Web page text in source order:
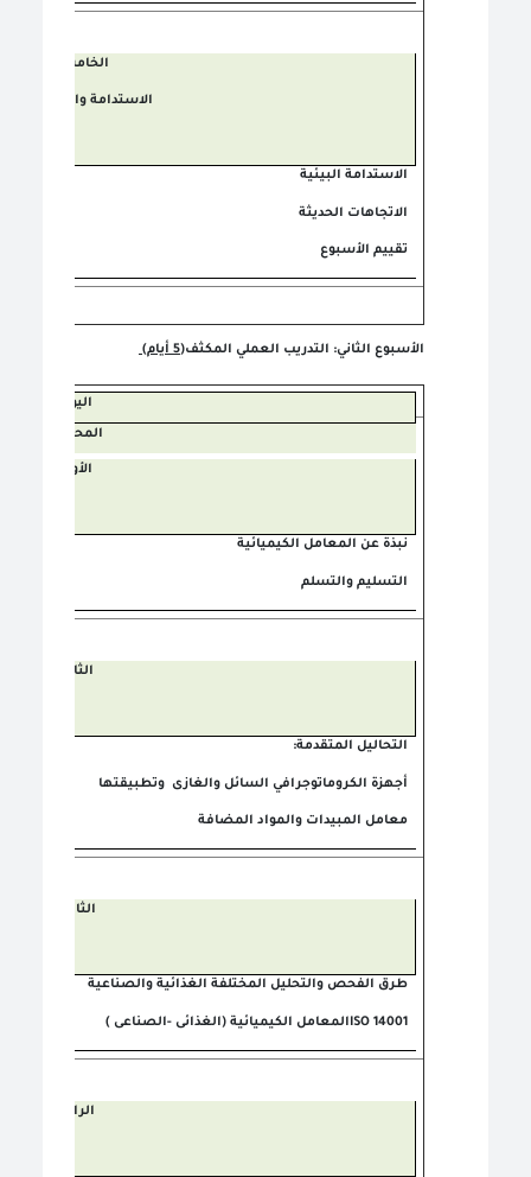
الخامس
الاستدامة والتطبيقات
الاستدامة البيئية
الاتجاهات الحديثة
تقييم الأسبوع
الأسبوع الثاني: التدريب العملي المكثف(5 أيام)
اليوم
المحتوى
الأول
نبذة عن المعامل الكيميائية
التسليم والتسلم
الثانى
التحاليل المتقدمة:
أجهزة الكروماتوجرافي السائل والغازى وتطبيقتها
معامل المبيدات والمواد المضافة
الثالث
طرق الفحص والتحليل المختلفة الغذائية والصناعية
ISO 14001المعامل الكيميائية (الغذائى -الصناعى )
الرابع